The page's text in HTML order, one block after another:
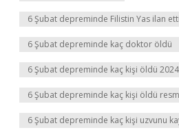
6 Şubat depreminde Filistin Yas ilan
6 Şubat depreminde kaç doktor öldü
6 Şubat depreminde kaç kişi öldü 2024
6 Şubat depreminde kaç kişi öldü
6 Şubat depreminde kaç kişi uzvunu